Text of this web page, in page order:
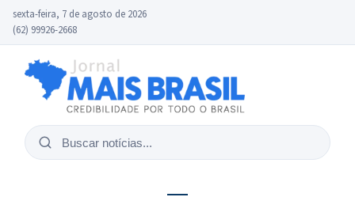
sexta-feira, 7 de agosto de 2026
(62) 99926-2668
Buscar